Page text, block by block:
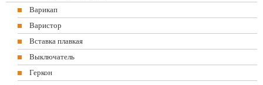
Варикап
Варистор
Вставка плавкая
Выключатель
Геркон